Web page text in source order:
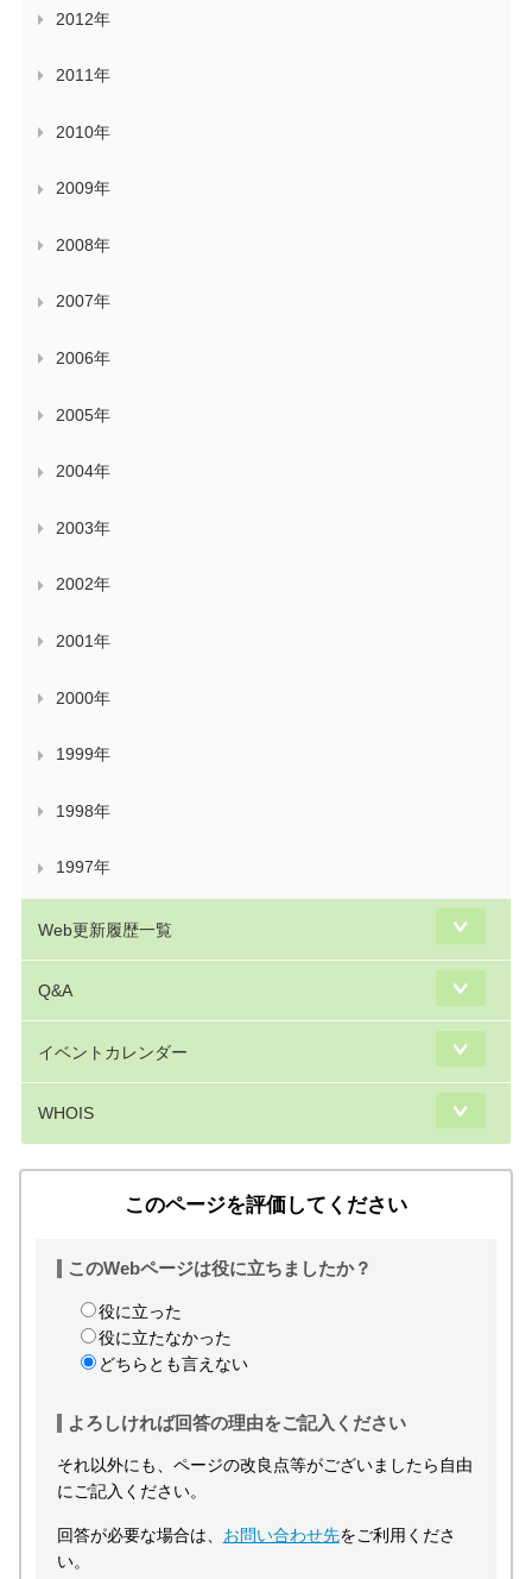
2012年
2011年
2010年
2009年
2008年
2007年
2006年
2005年
2004年
2003年
2002年
2001年
2000年
1999年
1998年
1997年
Web更新履歴一覧
Q&A
イベントカレンダー
WHOIS
このページを評価してください
このWebページは役に立ちましたか？
役に立った
役に立たなかった
どちらとも言えない
よろしければ回答の理由をご記入ください
それ以外にも、ページの改良点等がございましたら自由
にご記入ください。
回答が必要な場合は、 お問い合わせ先をご利用くださ
い。